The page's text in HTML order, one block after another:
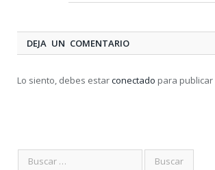
DEJA UN COMENTARIO
Lo siento, debes estarconectado para